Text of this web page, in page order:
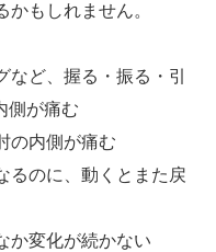
もしれません。
ど、握る・振る・引
側が痛む
の内側が痛む
るのに、動くとまた戻
か変化が続かない